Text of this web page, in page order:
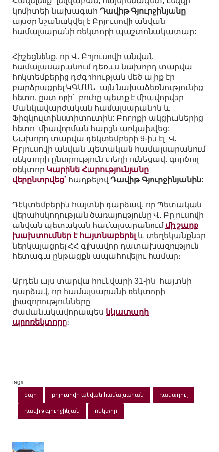
կոմիտեի նախագահ Դավիթ Գյուրջինյանը
այսօր նշանակվել է Բրյուսովի անվան
համալսարանի ռեկտորի պաշտոնակատար:
Հիշեցնենք, որ Վ. Բրյուսովի անվան
համալասարանում դեռևս նախորդ տարվա
հոկտեմբերից դժգոհության մեծ ալիք էր
բարձրացրել ԿԳՄՍՆ այն նախաձեռնությունից
հետո, ըստ որի՝ բուհը պետք է միավորվեր
Մանկավարժական համալսարանին և
Ֆիզկուլտինստիտուտին: Բողոքի ակցիաներից
հետո միավորման հարցն առկախվեց:
Նախորդ տարվա դեկտեմբերի 9-ին էլ Վ.
Բրյուսովի անվան պետական համալսարանում
ռեկտորի ընտրություն տեղի ունեցավ. գործող
ռեկտոր Կարինե Հարությունյանը
վերընտրվեց` հաղթելով Դավիթ Գյուրջինյանին:
Դեկտեմբերին հայտնի դարձավ, որ Պետական
վերահսկողության ծառայությունը Վ. Բրյուսովի
անվան պետական համալսարանում մի շարք
խախտումներ է հայտնաբերել և տեղեկանքներ
ներկայացրել ՀՀ գլխավոր դատախազություն
հետագա ընթացքն ապահովելու համար։
Արդեն այս տարվա հունվարի 31-ին հայտնի
դարձավ, որ համալսարանի ռեկտորի
լիազորությունները
ժամանակավորապես կկատարի
պրոռեկտորը։
tags:
բպհ բրյուսովի անվան համալսարան դասադուլ
դավիթ գյուրջինյան ռեկտոր